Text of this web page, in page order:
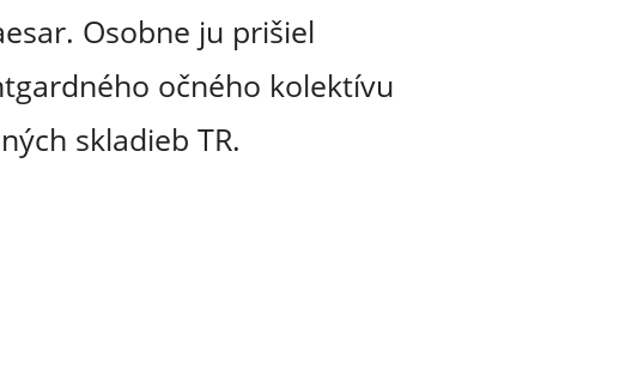
Osobne ju prišiel
očného kolektívu
skladieb TR.